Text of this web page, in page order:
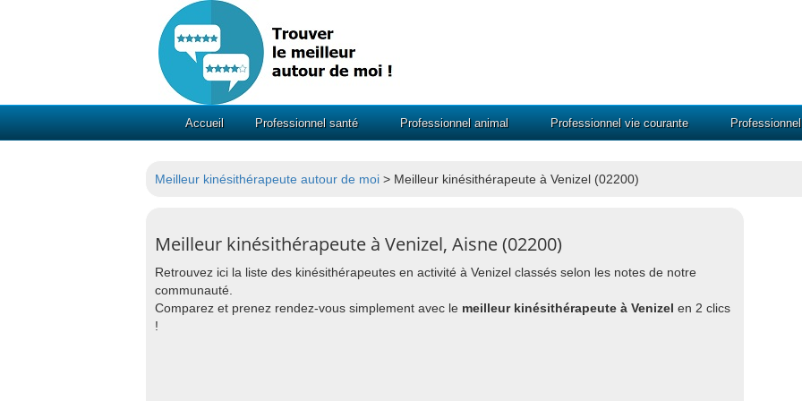
Accueil Professionnel santé Professionnel animal Professionnel vie courante
Meilleur kinésithérapeute autour de moi > Meilleur kinésithérapeute à Venizel (02200)
Meilleur kinésithérapeute à Venizel, Aisne (02200)
Retrouvez ici la liste des kinésithérapeutes en activité à Venizel classés selon les notes de notre
communauté.
Comparez et prenez rendez-vous simplement avec le meilleur kinésithérapeute à Venizel en 2 clics
!